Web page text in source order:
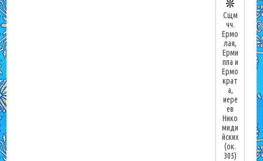
Сщм
чч.
Ермо
лая,
Ерми
ппа и
Ермо
крат
а,
иере
ев
Нико
миди
йских
(ок.
305)